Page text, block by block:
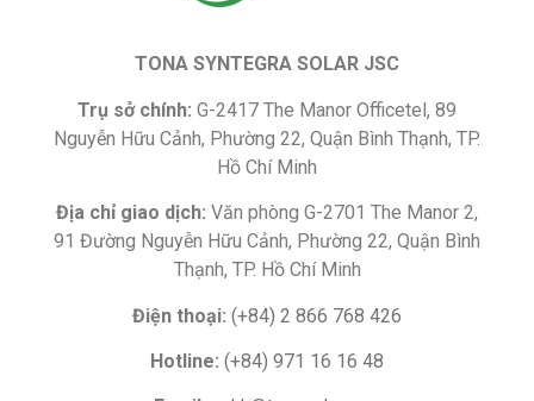
TONA SYNTEGRA SOLAR JSC
Trụ sở chính: G-2417 The Manor Officetel, 89
Nguyễn Hữu Cảnh, Phường 22, Quận Bình Thạnh, TP.
Hồ Chí Minh
Địa chỉ giao dịch: Văn phòng G-2701 The Manor 2,
91 Đường Nguyễn Hữu Cảnh, Phường 22, Quận Bình
Thạnh, TP. Hồ Chí Minh
Điện thoại: (+84) 2 866 768 426
Hotline: (+84) 971 16 16 48